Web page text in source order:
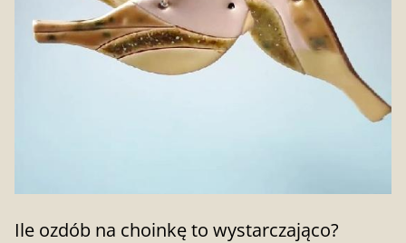
Ile ozdób na choinkę to wystarczająco?